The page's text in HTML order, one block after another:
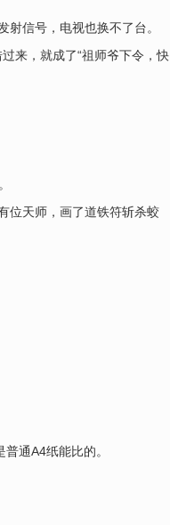
信号，电视也换不了台。
来，就成了“祖师爷下令，快
位天师，画了道铁符斩杀蛟
通A4纸能比的。